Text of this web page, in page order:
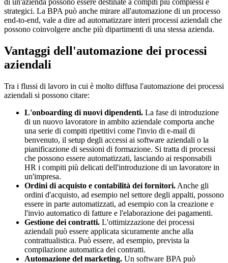
strategici. La BPA può anche mirare all'automazione di un processo
end-to-end, vale a dire ad automatizzare interi processi aziendali che
possono coinvolgere anche più dipartimenti di una stessa azienda.
Vantaggi dell'automazione dei processi
aziendali
Tra i flussi di lavoro in cui è molto diffusa l'automazione dei processi
aziendali si possono citare:
L'onboarding di nuovi dipendenti. La fase di introduzione
di un nuovo lavoratore in ambito aziendale comporta anche
una serie di compiti ripetitivi come l'invio di e-mail di
benvenuto, il setup degli accessi ai software aziendali o la
pianificazione di sessioni di formazione. Si tratta di processi
che possono essere automatizzati, lasciando ai responsabili
HR i compiti più delicati dell'introduzione di un lavoratore in
un'impresa.
Ordini di acquisto e contabilità dei fornitori. Anche gli
ordini d'acquisto, ad esempio nel settore degli appalti, possono
essere in parte automatizzati, ad esempio con la creazione e
l'invio automatico di fatture e l'elaborazione dei pagamenti.
Gestione dei contratti. L'ottimizzazione dei processi
aziendali può essere applicata sicuramente anche alla
contrattualistica. Può essere, ad esempio, prevista la
compilazione automatica dei contratti.
Automazione del marketing. Un software BPA può